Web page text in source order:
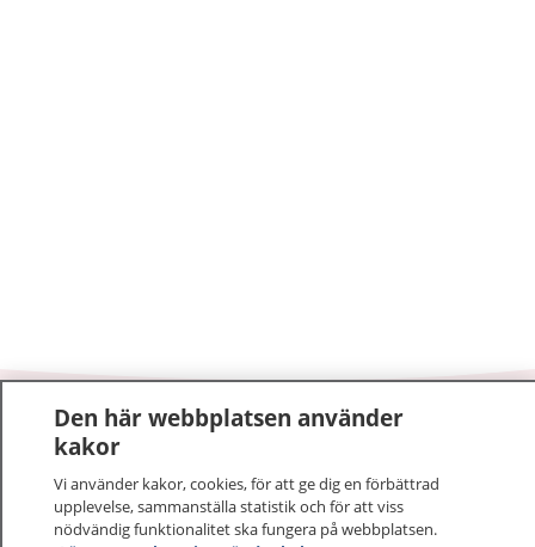
1177–tryggt om din hälsa och vård
På 1177.se får du råd om hälsa och information om
sjukdomar och vilka mottagningar du kan kontakta.
Den här webbplatsen använder
kakor
Vi använder kakor, cookies, för att ge dig en förbättrad
upplevelse, sammanställa statistik och för att viss
nödvändig funktionalitet ska fungera på webbplatsen.